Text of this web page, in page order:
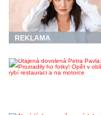
REKLAMA